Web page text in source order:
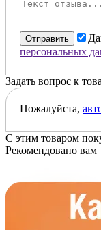
Отправить
персональных
Задать вопрос к
Пожалуйста,
С этим товаром
Рекомендовано вам